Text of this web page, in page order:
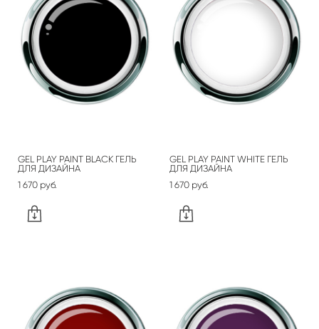
GEL PLAY PAINT BLACK ГЕЛЬ
ДЛЯ ДИЗАЙНА
1 670 pуб.
GEL PLAY PAINT WHITE ГЕЛЬ
ДЛЯ ДИЗАЙНА
1 670 pуб.